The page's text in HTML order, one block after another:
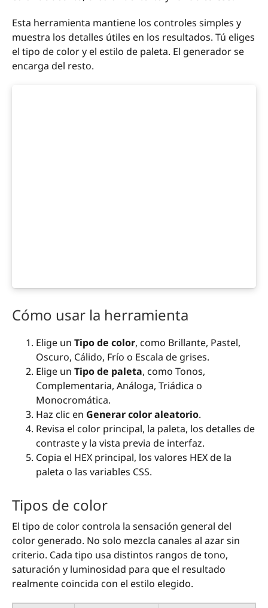
Esta herramienta mantiene los controles simples y
muestra los detalles útiles en los resultados. Tú eliges
el tipo de color y el estilo de paleta. El generador se
encarga del resto.
Cómo usar la herramienta
Elige un Tipo de color, como Brillante, Pastel,
Oscuro, Cálido, Frío o Escala de grises.
Elige un Tipo de paleta, como Tonos,
Complementaria, Análoga, Triádica o
Monocromática.
Haz clic en Generar color aleatorio.
Revisa el color principal, la paleta, los detalles de
contraste y la vista previa de interfaz.
Copia el HEX principal, los valores HEX de la
paleta o las variables CSS.
Tipos de color
El tipo de color controla la sensación general del
color generado. No solo mezcla canales al azar sin
criterio. Cada tipo usa distintos rangos de tono,
saturación y luminosidad para que el resultado
realmente coincida con el estilo elegido.